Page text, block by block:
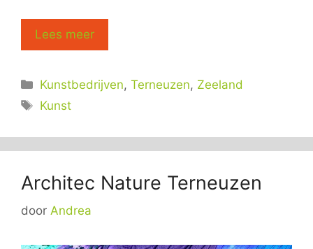
Lees meer
Categorieën
Kunstbedrijven,Terneuzen, Zeeland
Tags
Kunst
Architec Nature Terneuzen
door Andrea